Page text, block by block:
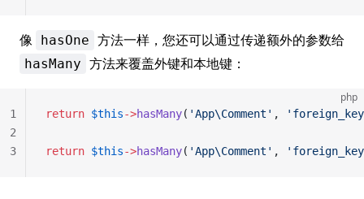
像 hasOne 方法一样，您还可以通过传递额外的参数给
hasMany 方法来覆盖外键和本地键：
php
return $this->hasMany( 'App\Comment' ,
return $this->hasMany( 'App\Comment' ,
1
2
3